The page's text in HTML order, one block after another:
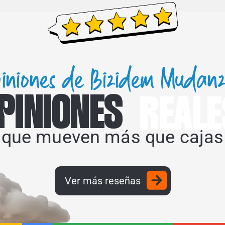
de Bizidem
que mueven más que cajas
Ver más reseñas